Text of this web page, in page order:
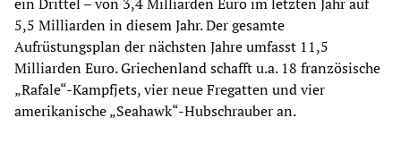
5,5 Milliarden in diesem Jahr. Der gesamte
Aufrüstungsplan der nächsten Jahre umfasst 11,5
Milliarden Euro. Griechenland schafft u.a. 18 französische
„Rafale“-Kampfjets, vier neue Fregatten und vier
amerikanische „Seahawk“-Hubschrauber an.